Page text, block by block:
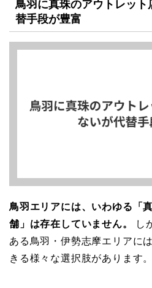
鳥羽に真珠のアウトレッ
替手段が豊富
鳥羽エリアには、いわゆる「
舗」は存在していません。
し
ある鳥羽・伊勢志摩エリアに
きる様々な選択肢があります。